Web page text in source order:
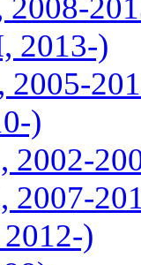
2013-)
2005-
)
2002-
2007-
)